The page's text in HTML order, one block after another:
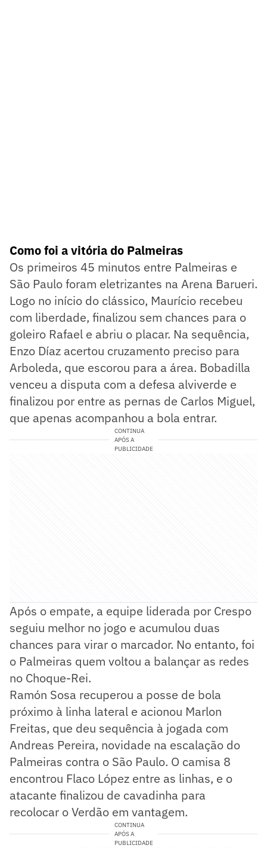
Como foi a vitória do Palmeiras
Os primeiros 45 minutos entre Palmeiras e
São Paulo foram eletrizantes na Arena Barueri.
Logo no início do clássico, Maurício recebeu
com liberdade, finalizou sem chances para o
goleiro Rafael e abriu o placar. Na sequência,
Enzo Díaz acertou cruzamento preciso para
Arboleda, que escorou para a área. Bobadilla
venceu a disputa com a defesa alviverde e
finalizou por entre as pernas de Carlos Miguel,
que apenas acompanhou a bola entrar.
CONTINUA
APÓS A
PUBLICIDADE
Após o empate, a equipe liderada por Crespo
seguiu melhor no jogo e acumulou duas
chances para virar o marcador. No entanto, foi
o Palmeiras quem voltou a balançar as redes
no Choque-Rei.
Ramón Sosa recuperou a posse de bola
próximo à linha lateral e acionou Marlon
Freitas, que deu sequência à jogada com
Andreas Pereira, novidade na escalação do
Palmeiras contra o São Paulo. O camisa 8
encontrou Flaco López entre as linhas, e o
atacante finalizou de cavadinha para
recolocar o Verdão em vantagem.
CONTINUA
APÓS A
PUBLICIDADE